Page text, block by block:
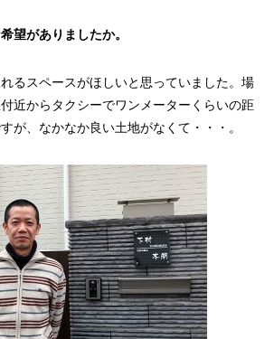
望がありましたか。
るスペースがほしいと思っていました。場
近からタクシーでワンメーターくらいの距
が、なかなか良い土地がなくて・・・。